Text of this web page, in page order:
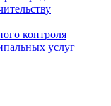
контроля
услуг